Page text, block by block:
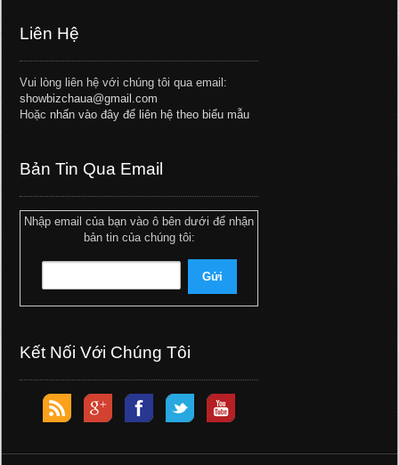
Liên Hệ
Vui lòng liên hệ với chúng tôi qua email:
showbizchaua@gmail.com
Hoặc nhấn vào đây để liên hệ theo biểu mẫu
Bản Tin Qua Email
Nhập email của bạn vào ô bên dưới để nhận
bản tin của chúng tôi:
Kết Nối Với Chúng Tôi